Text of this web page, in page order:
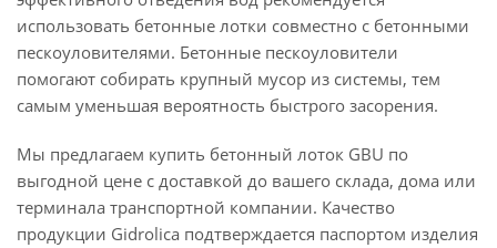
использовать бетонные лотки совместно с бетонными
пескоуловителями. Бетонные пескоуловители
помогают собирать крупный мусор из системы, тем
самым уменьшая вероятность быстрого засорения.
Мы предлагаем купить бетонный лоток GBU по
выгодной цене с доставкой до вашего склада, дома или
терминала транспортной компании. Качество
продукции Gidrolica подтверждается паспортом изделия